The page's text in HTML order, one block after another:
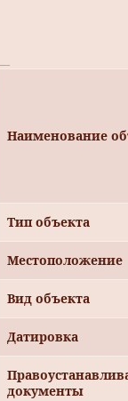
Наименование
Тип объекта
Местоположение
Вид объекта
Датировка
документы